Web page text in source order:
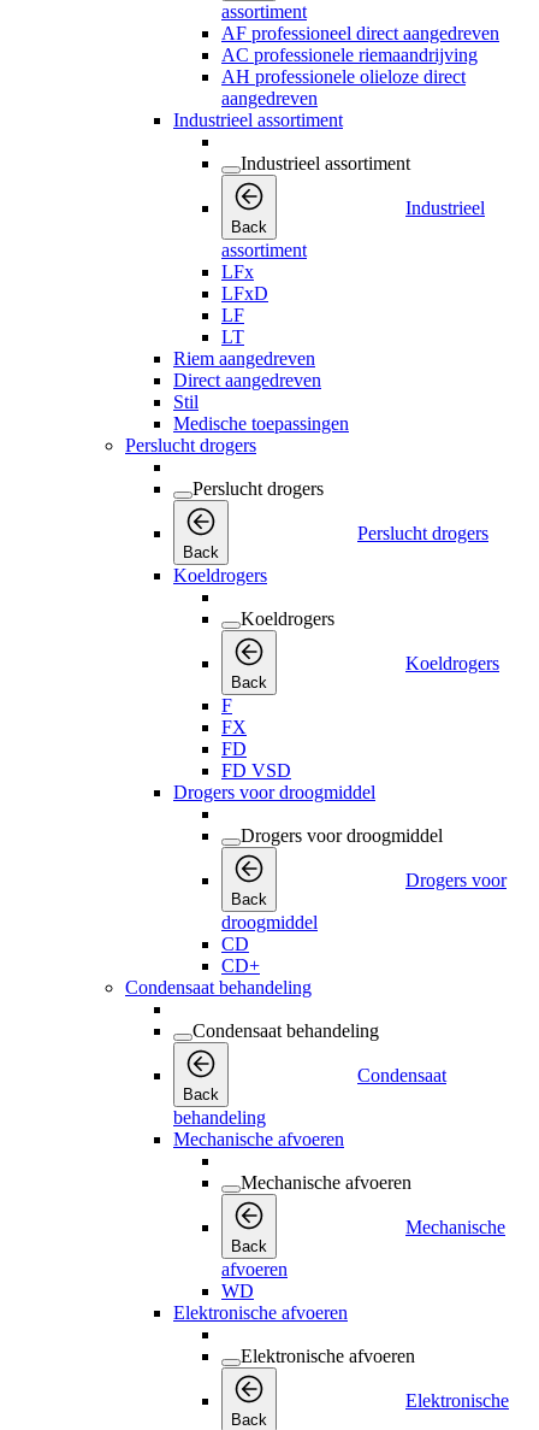
assortiment
AF professioneel direct aangedreven
AC professionele riemaandrijving
AH professionele olieloze direct
aangedreven
Industrieel assortiment
Industrieel assortiment
Back
Industrieel
assortiment
LFx
LFxD
LF
LT
Riem aangedreven
Direct aangedreven
Stil
Medische toepassingen
Perslucht drogers
Perslucht drogers
Back
Perslucht drogers
Koeldrogers
Koeldrogers
Back
Koeldrogers
F
FX
FD
FD VSD
Drogers voor droogmiddel
Drogers voor droogmiddel
Back
Drogers voor
droogmiddel
CD
CD+
Condensaat behandeling
Condensaat behandeling
Back
Condensaat
behandeling
Mechanische afvoeren
Mechanische afvoeren
Back
Mechanische
afvoeren
WD
Elektronische afvoeren
Elektronische afvoeren
Back
Elektronische